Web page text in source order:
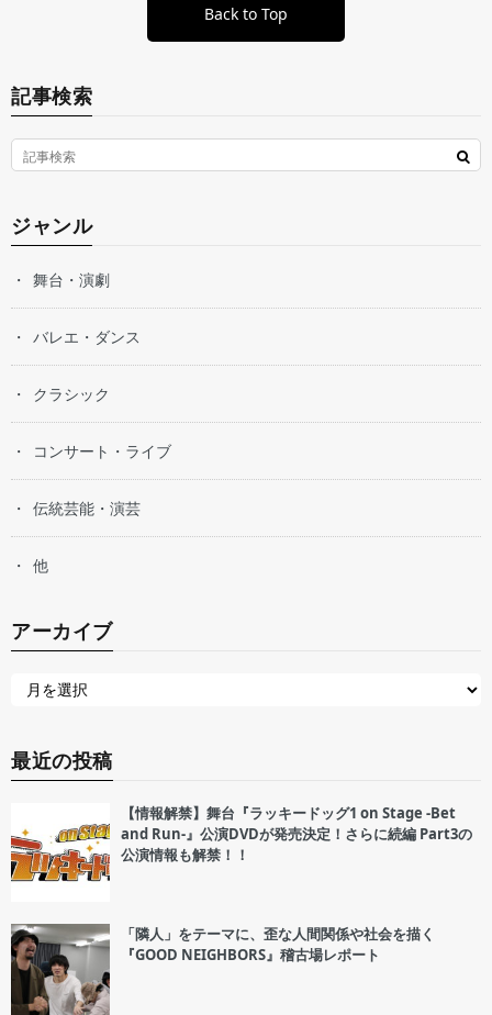
Back to Top
記事検索
ジャンル
舞台・演劇
バレエ・ダンス
クラシック
コンサート・ライブ
伝統芸能・演芸
他
アーカイブ
最近の投稿
【情報解禁】舞台『ラッキードッグ1 on Stage -Bet
and Run-』公演DVDが発売決定！さらに続編 Part3の
公演情報も解禁！！
「隣人」をテーマに、歪な人間関係や社会を描く
『GOOD NEIGHBORS』稽古場レポート